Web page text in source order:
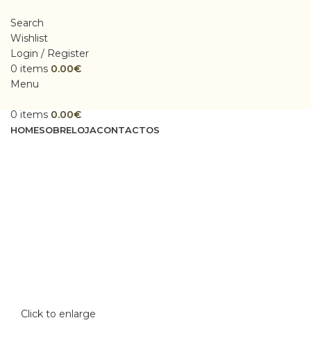
Search
Wishlist
Login / Register
0 items 0.00€
Menu
0 items 0.00€
HOMESOBRELOJACONTACTOS
Click to enlarge